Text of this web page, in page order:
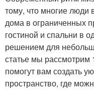
тому, что многие люди
дома в ограниченных
гостиной и спальни в
решением для
статье мы
помогут вам создать
пространство, где